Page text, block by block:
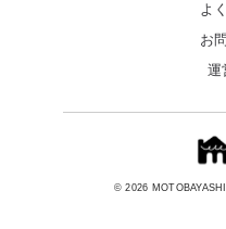
© 2026
よ
お
運